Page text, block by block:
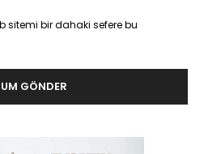
sitemi bir dahaki sefere bu